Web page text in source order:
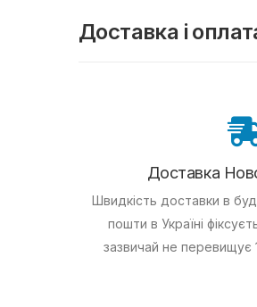
Доставка і
Доставка
Швидкість доставки в
пошти в Україні
зазвичай не перевищує